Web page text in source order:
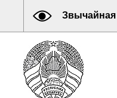
Звычайная